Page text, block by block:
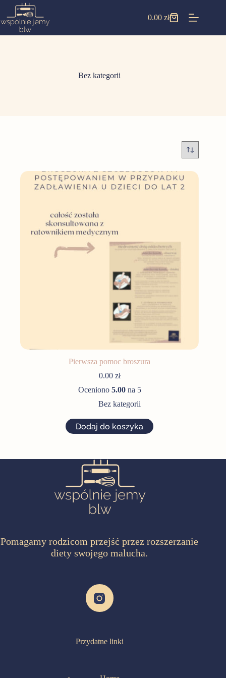
0.00zł
Bez kategorii
Pierwsza pomoc broszura
0.00 zł
Oceniono 5.00na 5
Bez kategorii
Dodaj do koszyka
Pomagamy rodzicom przejść przez rozszerzanie
diety swojego malucha.
Przydatne linki